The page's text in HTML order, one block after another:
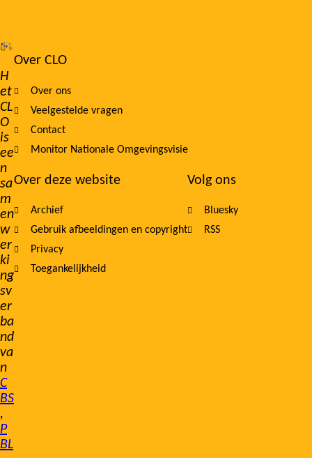
H
et
CL
O
is
ee
n
sa
m
en
w
er
ki
ng
sv
er
ba
nd
va
n
C
BS
,
P
BL
Footer
navigation
Over CLO
Over ons
Veelgestelde vragen
Contact
Monitor Nationale Omgevingsvisie
Over deze website
Archief
Gebruik afbeeldingen en copyright
Privacy
Toegankelijkheid
Volg ons
Bluesky
RSS